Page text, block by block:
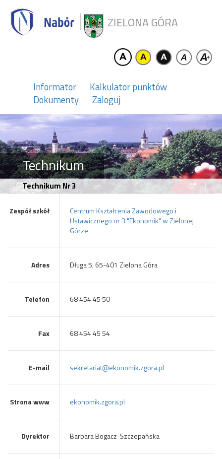
ZIELONA GÓRA
Informator
Kalkulator punktów
Dokumenty
Zaloguj
Technikum
Technikum Nr 3
Zespół szkół
Centrum Kształcenia Zawodowego i
Ustawicznego nr 3 "Ekonomik" w Zielonej
Górze
Adres Długa 5, 65-401 Zielona Góra
Telefon 68 454 45 50
Fax 68 454 45 54
E-mail sekretariat@ekonomik.zgora.pl
Strona www ekonomik.zgora.pl
Dyrektor Barbara Bogacz-Szczepańska